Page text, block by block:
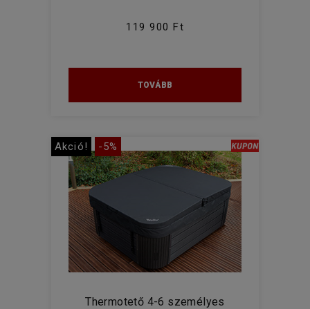
119 900 Ft
TOVÁBB
Akció! -5%
Thermotető 4-6 személyes